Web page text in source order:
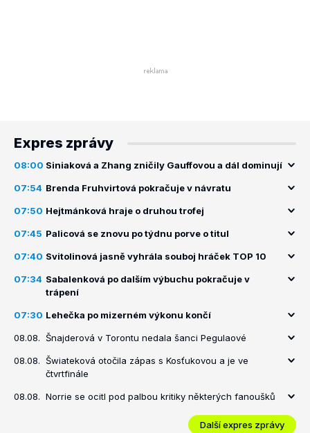
Expres zprávy
08:00 Siniaková a Zhang zničily Gauffovou a dál dominují
07:54 Brenda Fruhvirtová pokračuje v návratu
07:50 Hejtmánková hraje o druhou trofej
07:45 Palicová se znovu po týdnu porve o titul
07:40 Svitolinová jasně vyhrála souboj hráček TOP 10
07:34 Sabalenková po dalším výbuchu pokračuje v
trápení
07:30 Lehečka po mizerném výkonu končí
08.08. Šnajderová v Torontu nedala šanci Pegulaové
08.08. Šwiateková otočila zápas s Kosťukovou a je ve
čtvrtfinále
08.08. Norrie se ocitl pod palbou kritiky některých fanoušků
Další expres zprávy